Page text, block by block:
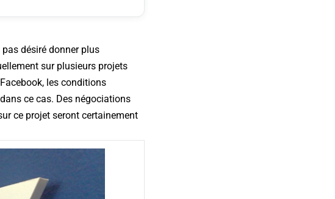
désiré donner plus
sur plusieurs projets
les conditions
ce cas. Des négociations
ce projet seront certainement